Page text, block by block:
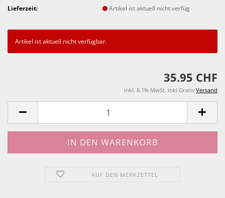
Lieferzeit:
Artikel ist aktuell nicht verfüg
Artikel ist aktuell nicht verfügbar.
35.95 CHF
inkl. 8.1% MwSt. inkl.Gratis Versand
AUF DEN MERKZETTEL